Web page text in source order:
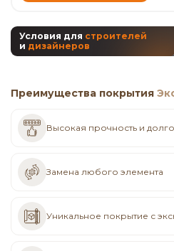
Условия для строителей
и дизайнеров
Преимущества покрытия
Высокая прочность и
Замена любого элемента
Уникальное покрытие с